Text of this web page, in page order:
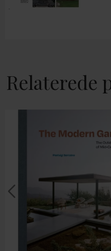
Relaterede